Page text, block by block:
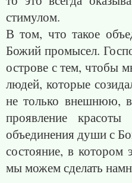
стимулом.
В том, что такое
Божий промысел.
острове с тем, чтобы
людей, которые
не только внешнюю,
проявление
объединения души с
состояние, в
мы можем сделать